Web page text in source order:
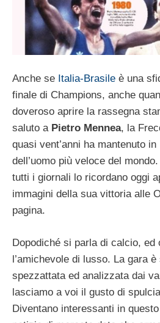
Anche se Italia-Brasile è una
finale di Champions, anche
doveroso aprire la rassegna
saluto a Pietro Mennea, la
quasi vent’anni ha mantenuto
dell’uomo più veloce del
tutti i giornali lo ricordano oggi
immagini della sua vittoria alle
pagina.
Dopodiché si parla di calcio,
l’amichevole di lusso. La gara
spezzattata ed analizzata dai
lasciamo a voi il gusto di
Diventano interessanti in